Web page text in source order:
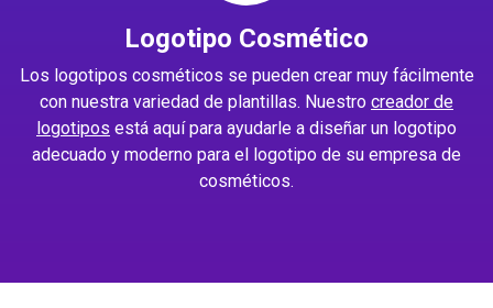
Logotipo Cosmético
Los logotipos cosméticos se pueden crear muy fácilmente
con nuestra variedad de plantillas. Nuestro creador de
logotipos está aquí para ayudarle a diseñar un logotipo
adecuado y moderno para el logotipo de su empresa de
cosméticos.